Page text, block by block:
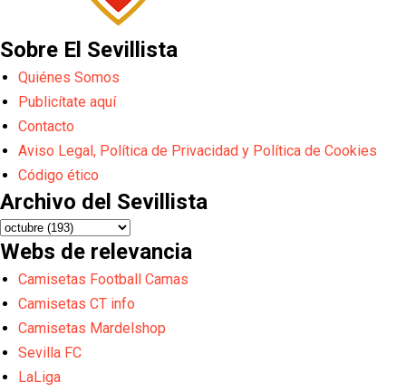
Sobre El Sevillista
Quiénes Somos
Publicítate aquí
Contacto
Aviso Legal, Política de Privacidad y Política de Cookies
Código ético
Archivo del Sevillista
Webs de relevancia
Camisetas Football Camas
Camisetas CT info
Camisetas Mardelshop
Sevilla FC
LaLiga